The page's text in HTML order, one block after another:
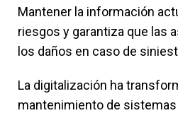
Mantener la información
riesgos y garantiza que las
los daños en caso de
La digitalización ha
mantenimiento de